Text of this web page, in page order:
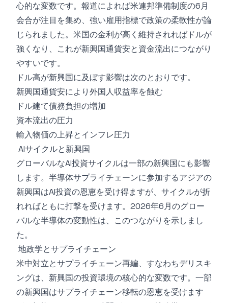
心的な変数です。報道によれば米連邦準備制度の6月
会合が注目を集め、強い雇用指標で政策の柔軟性が論
じられました。米国の金利が高く維持されればドルが
強くなり、これが新興国通貨安と資金流出につながり
やすいです。
ドル高が新興国に及ぼす影響は次のとおりです。
新興国通貨安により外国人収益率を蝕む
ドル建て債務負担の増加
資本流出の圧力
輸入物価の上昇とインフレ圧力
AIサイクルと新興国
グローバルなAI投資サイクルは一部の新興国にも影響
します。半導体サプライチェーンに参加するアジアの
新興国はAI投資の恩恵を受け得ますが、サイクルが折
れればともに打撃を受けます。2026年6月のグロー
バルな半導体の変動性は、このつながりを示しまし
た。
地政学とサプライチェーン
米中対立とサプライチェーン再編、すなわちデリスキ
ングは、新興国の投資環境の核心的な変数です。一部
の新興国はサプライチェーン移転の恩恵を受けます